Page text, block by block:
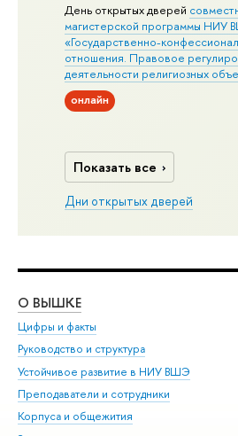
День открытых дверей
магистерской программы
«Государственно-
отношения. Правовое
деятельности религиозных
онлайн
Показать все
Дни открытых дверей
О ВЫШКЕ
Цифры и факты
Руководство и структура
Устойчивое развитие в НИУ ВШЭ
Преподаватели и сотрудники
Корпуса и общежития